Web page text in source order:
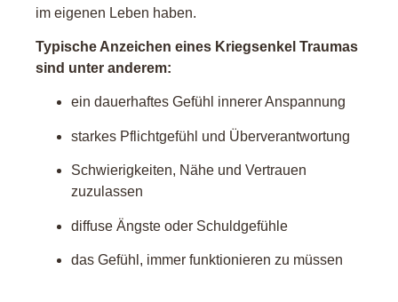
im eigenen Leben haben.
Typische Anzeichen eines Kriegsenkel Traumas
sind unter anderem:
ein dauerhaftes Gefühl innerer Anspannung
starkes Pflichtgefühl und Überverantwortung
Schwierigkeiten, Nähe und Vertrauen
zuzulassen
diffuse Ängste oder Schuldgefühle
das Gefühl, immer funktionieren zu müssen